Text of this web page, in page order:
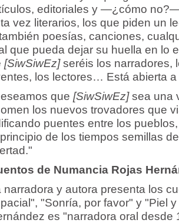
editoriales y —¿cómo
vez literarios, los que piden un
poesías, canciones,
que pueda dejar su huella en lo
[SiwSiwEz]seréis los narradores,
los lectores… Está abierta
que [SiwSiwEz]sea una
los nuevos trovadores que
puentes entre los
de los tiempos semillas
de Numancia Rojas
narradora y autora presenta los
"Sonría, por favor" y "Piel
es "narradora oral desde